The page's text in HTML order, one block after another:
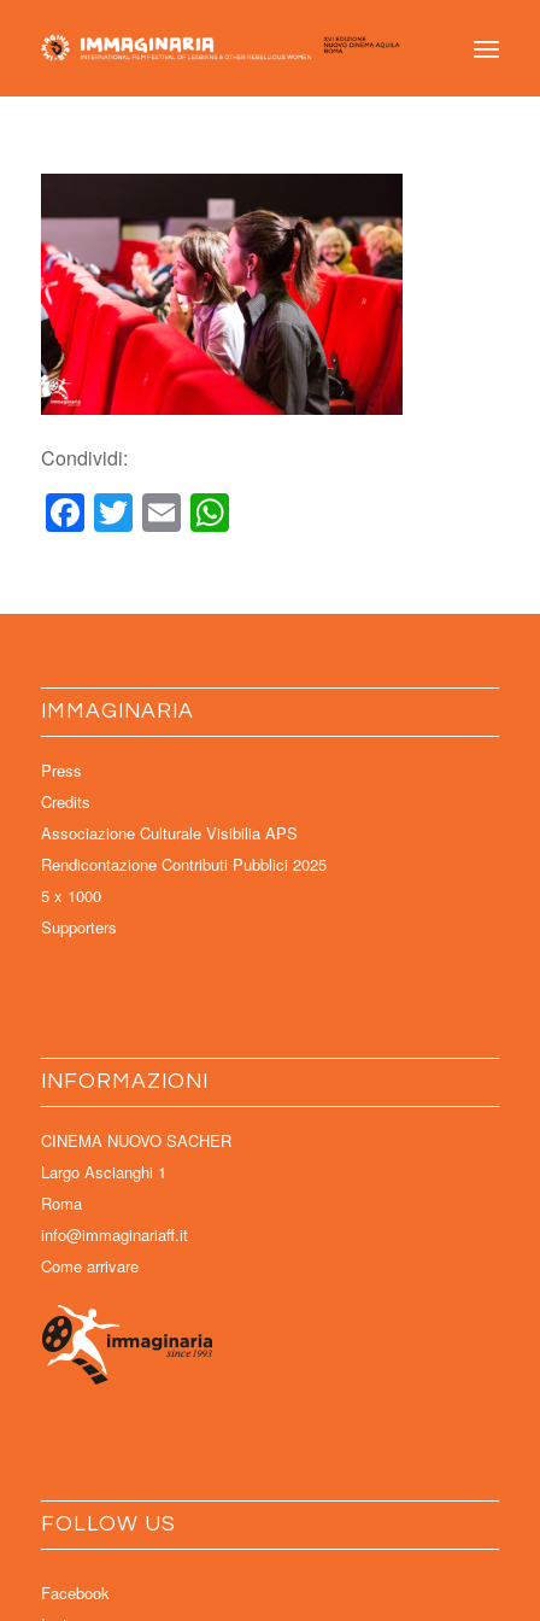
Condividi:
Facebook
Twitter
EmailWhatsApp
IMMAGINARIA
Press
Credits
Associazione Culturale Visibilia APS
Rendicontazione Contributi Pubblici 2025
5 x 1000
Supporters
INFORMAZIONI
CINEMA NUOVO SACHER
Largo Ascianghi 1
Roma
info@immaginariaff.it
Come arrivare
FOLLOW US
Facebook